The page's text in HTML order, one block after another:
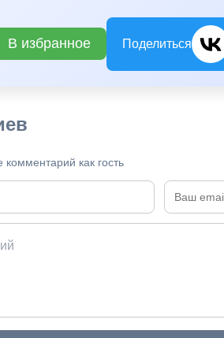
В избранное Поделиться
комментарий как гость